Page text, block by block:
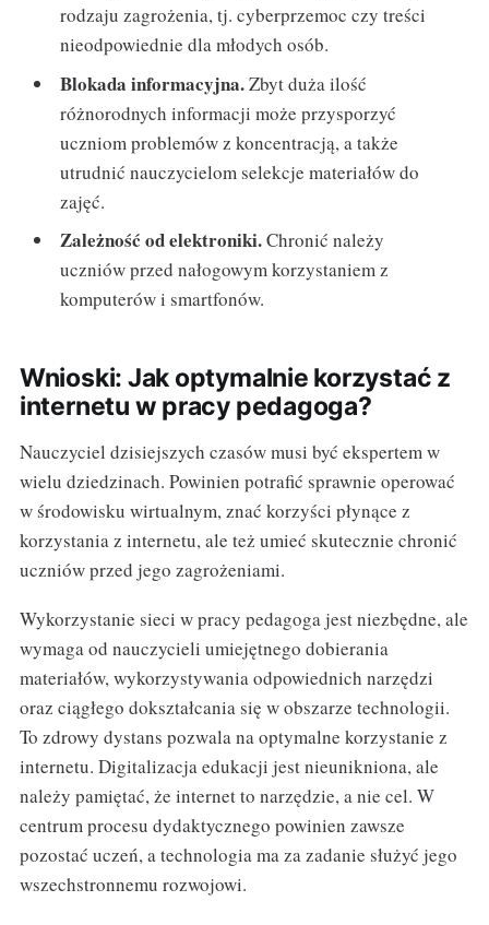
rodzaju zagrożenia, tj. cyberprzemoc czy treści
nieodpowiednie dla młodych osób.
Blokada informacyjna.Zbyt duża ilość
różnorodnych informacji może przysporzyć
uczniom problemów z koncentracją, a także
utrudnić nauczycielom selekcje materiałów do
zajęć.
Zależność od elektroniki.Chronić należy
uczniów przed nałogowym korzystaniem z
komputerów i smartfonów.
Wnioski: Jak optymalnie korzystać z
internetu w pracy pedagoga?
Nauczyciel dzisiejszych czasów musi być ekspertem w
wielu dziedzinach. Powinien potrafić sprawnie operować
w środowisku wirtualnym, znać korzyści płynące z
korzystania z internetu, ale też umieć skutecznie chronić
uczniów przed jego zagrożeniami.
Wykorzystanie sieci w pracy pedagoga jest niezbędne, ale
wymaga od nauczycieli umiejętnego dobierania
materiałów, wykorzystywania odpowiednich narzędzi
oraz ciągłego dokształcania się w obszarze technologii.
To zdrowy dystans pozwala na optymalne korzystanie z
internetu. Digitalizacja edukacji jest nieunikniona, ale
należy pamiętać, że internet to narzędzie, a nie cel. W
centrum procesu dydaktycznego powinien zawsze
pozostać uczeń, a technologia ma za zadanie służyć jego
wszechstronnemu rozwojowi.